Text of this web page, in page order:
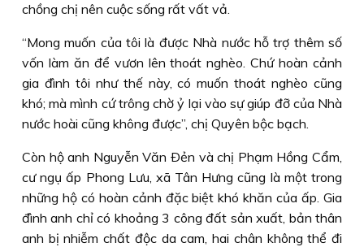
chồng chị nên cuộc sống rất vất vả.
“Mong muốn của tôi là được Nhà nước hỗ trợ thêm số
vốn làm ăn để vươn lên thoát nghèo. Chứ hoàn cảnh
gia đình tôi như thế này, có muốn thoát nghèo cũng
khó; mà mình cứ trông chờ ỷ lại vào sự giúp đỡ của Nhà
nước hoài cũng không được”, chị Quyên bộc bạch.
Còn hộ anh Nguyễn Văn Ðẻn và chị Phạm Hồng Cẩm,
cư ngụ ấp Phong Lưu, xã Tân Hưng cũng là một trong
những hộ có hoàn cảnh đặc biệt khó khăn của ấp. Gia
đình anh chỉ có khoảng 3 công đất sản xuất, bản thân
anh bị nhiễm chất độc da cam, hai chân không thể đi